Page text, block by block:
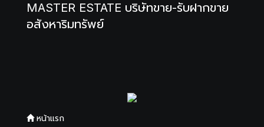
MASTER ESTATE บริษัทขาย-รับฝากขาย
อสังหาริมทรัพย์
หน้าแรก